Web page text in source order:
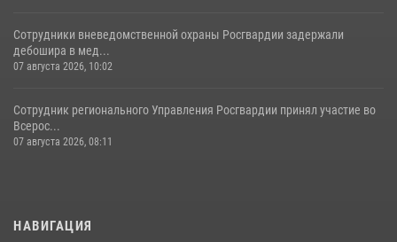
Сотрудники вневедомственной охраны Росгвардии задержали
дебошира в мед...
07 августа 2026, 10:02
Сотрудник регионального Управления Росгвардии принял участие во
Всерос...
07 августа 2026, 08:11
НАВИГАЦИЯ